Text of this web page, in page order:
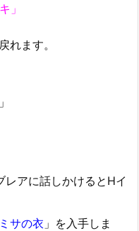
」
れます。
レアに話しかけるとHイ
ミサの衣 」を入手しま